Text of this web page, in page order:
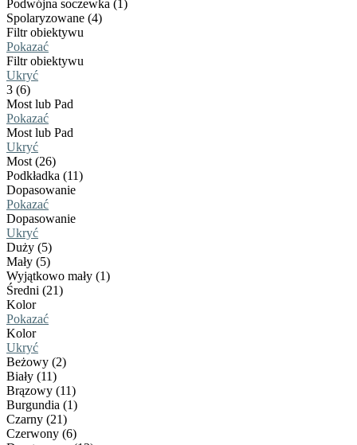
Podwójna soczewka (1)
Spolaryzowane (4)
Filtr obiektywu
Pokazać
Filtr obiektywu
Ukryć
3 (6)
Most lub Pad
Pokazać
Most lub Pad
Ukryć
Most (26)
Podkładka (11)
Dopasowanie
Pokazać
Dopasowanie
Ukryć
Duży (5)
Mały (5)
Wyjątkowo mały (1)
Średni (21)
Kolor
Pokazać
Kolor
Ukryć
Beżowy (2)
Biały (11)
Brązowy (11)
Burgundia (1)
Czarny (21)
Czerwony (6)